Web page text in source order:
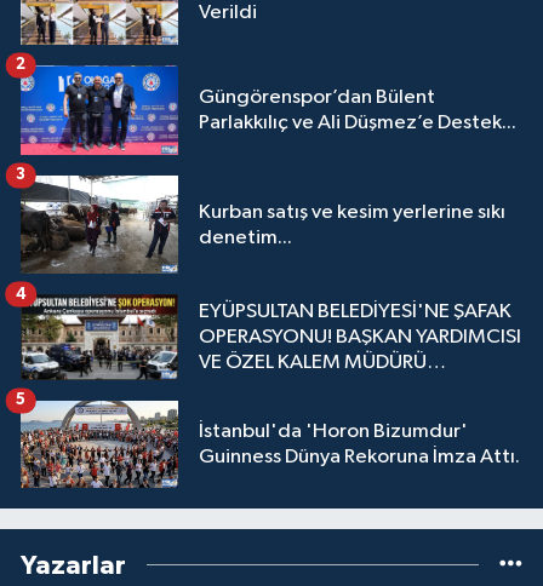
Verildi
Güngörenspor’dan Bülent
Parlakkılıç ve Ali Düşmez’e Destek...
2
Kurban satış ve kesim yerlerine sıkı
denetim...
3
EYÜPSULTAN BELEDİYESİ'NE ŞAFAK
OPERASYONU! BAŞKAN YARDIMCISI
VE ÖZEL KALEM MÜDÜRÜ
4
İstanbul'da 'Horon Bizumdur'
Guinness Dünya Rekoruna İmza Attı.
5
Yazarlar